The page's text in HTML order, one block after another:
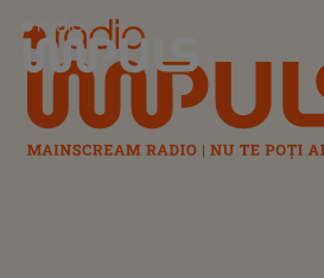
Radio Impuls